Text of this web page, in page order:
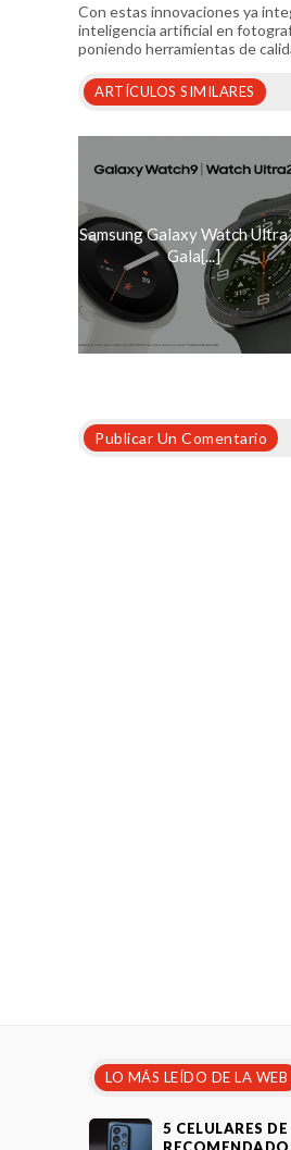
Con estas innovaciones ya
inteligencia artificial en
poniendo herramientas de
ARTÍCULOS SIMILARES
Samsung Galaxy Watch
Gala[...]
Publicar Un Comentario
LO MÁS LEÍDO DE LA WEB
5 CELULARES